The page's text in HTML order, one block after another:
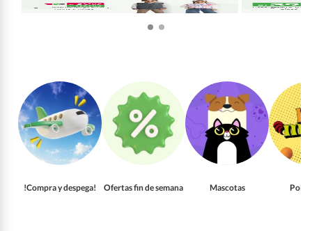
!Compra y despega! Ofertas fin de semana Mascotas